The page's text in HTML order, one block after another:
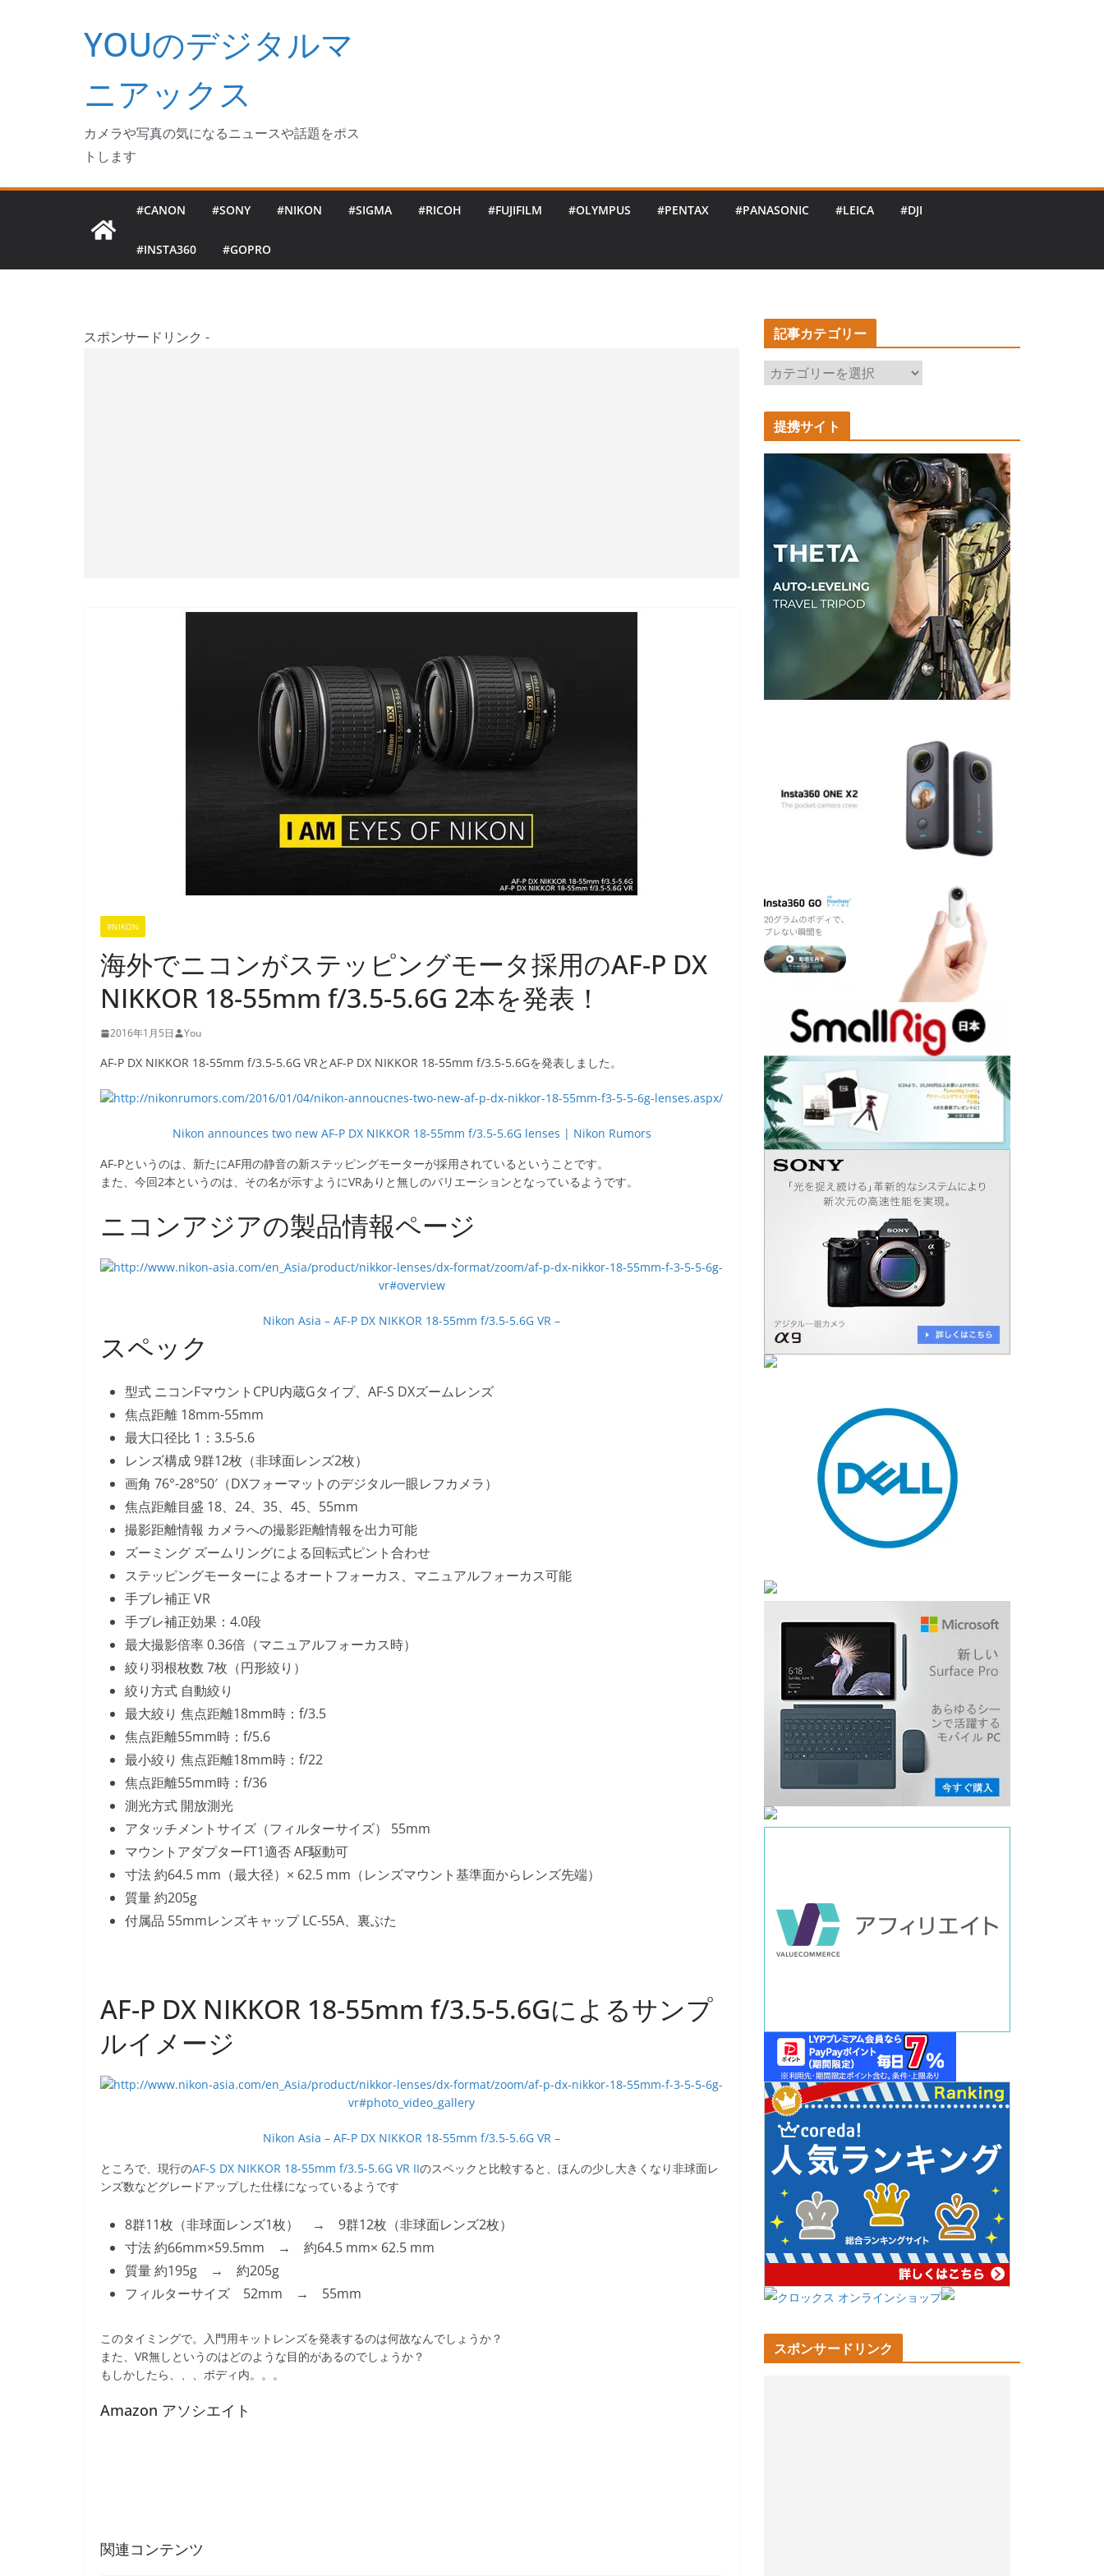
ッ
YOUのデジタルマ
ニアックス
カメラや写真の気になるニュースや話題をポス
トします
#CANON #SONY #NIKON #SIGMA #RICOH #FUJIFILM #OLYMPUS #PENTAX #PANASONIC #LEICA #DJI
#INSTA360 #GOPRO
スポンサードリンク -
#NIKON
海外でニコンがステッピングモータ採用のAF-P DX
NIKKOR 18-55mm f/3.5-5.6G 2本を発表！
2016年1月5日 You
AF-P DX NIKKOR 18-55mm f/3.5-5.6G VRとAF-P DX NIKKOR 18-55mm f/3.5-5.6Gを発表しました。
Nikon announces two new AF-P DX NIKKOR 18-55mm f/3.5-5.6G lenses | Nikon Rumors
AF-Pというのは、新たにAF用の静音の新ステッピングモーターが採用されているということです。
また、今回2本というのは、その名が示すようにVRありと無しのバリエーションとなっているようです。
ニコンアジアの製品情報ページ
Nikon Asia – AF-P DX NIKKOR 18-55mm f/3.5-5.6G VR –
スペック
型式 ニコンFマウントCPU内蔵Gタイプ、AF-S DXズームレンズ
焦点距離 18mm-55mm
最大口径比 1：3.5-5.6
レンズ構成 9群12枚（非球面レンズ2枚）
画角 76°-28°50′（DXフォーマットのデジタル一眼レフカメラ）
焦点距離目盛 18、24、35、45、55mm
撮影距離情報 カメラへの撮影距離情報を出力可能
ズーミング ズームリングによる回転式ピント合わせ
ステッピングモーターによるオートフォーカス、マニュアルフォーカス可能
手ブレ補正 VR
手ブレ補正効果：4.0段
最大撮影倍率 0.36倍（マニュアルフォーカス時）
絞り羽根枚数 7枚（円形絞り）
絞り方式 自動絞り
最大絞り 焦点距離18mm時：f/3.5
焦点距離55mm時：f/5.6
最小絞り 焦点距離18mm時：f/22
焦点距離55mm時：f/36
測光方式 開放測光
アタッチメントサイズ（フィルターサイズ） 55mm
マウントアダプターFT1適否 AF駆動可
寸法 約64.5 mm（最大径）× 62.5 mm（レンズマウント基準面からレンズ先端）
質量 約205g
付属品 55mmレンズキャップ LC-55A、裏ぶた
AF-P DX NIKKOR 18-55mm f/3.5-5.6Gによるサンプ
ルイメージ
Nikon Asia – AF-P DX NIKKOR 18-55mm f/3.5-5.6G VR –
ところで、現行のAF-S DX NIKKOR 18-55mm f/3.5-5.6G VR IIのスペックと比較すると、ほんの少し大きくなり非球面レ
ンズ数などグレードアップした仕様になっているようです
8群11枚（非球面レンズ1枚） → 9群12枚（非球面レンズ2枚）
寸法 約66mm×59.5mm → 約64.5 mm× 62.5 mm
質量 約195g → 約205g
フィルターサイズ 52mm → 55mm
このタイミングで。入門用キットレンズを発表するのは何故なんでしょうか？
また、VR無しというのはどのような目的があるのでしょうか？
もしかしたら、、、ボディ内。。。
Amazon アソシエイト
関連コンテンツ
記事カテゴリー
記
事
カ
テ
ゴ
ー
提携サイト
スポンサードリンク